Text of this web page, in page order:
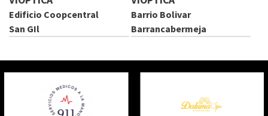
Edificio Coopcentral
San GIl
Barrio Bolivar
Barrancabermeja